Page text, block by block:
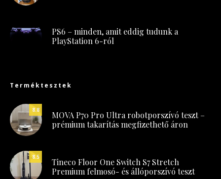
PS6 – minden, amit eddig tudunk a
PlayStation 6-ról
Terméktesztek
8.8
MOVA P70 Pro Ultra robotporszívó teszt –
prémium takarítás megfizethető áron
8.5
Tineco Floor One Switch S7 Stretch
Premium felmosó- és állóporszívó teszt